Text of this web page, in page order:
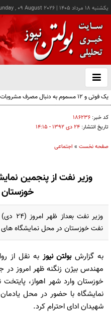
يکشنبه ۱۸ مرداد ۱۴۰۵ |
, 09 August 2026
باز
و
یک فوتی و ۱۲ مسموم به دنبال مصرف مشروبات الکلی در نیشابور
کد خبر: ۱۸۶۲۳۶
تاریخ انتشار: ۲۴ دی ۱۳۹۲ - ۱۴:۱۵
صفحه نخست » اجتماعی
وزیر نفت از پنجمین
خوزستان
وزیر
نفت خوزستان در محل نمایشگاه های
به گزارش بولتن نیوز به نقل از
مهندس بیژن زنگنه ظهر امروز
خوزستان وارد شهر اهواز،
نمایشگاه با حضور در محل
شهیدان ادای احترام کرد.